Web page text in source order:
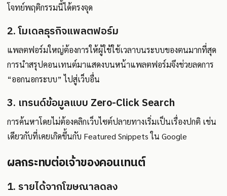
โจทย์พฤติกรรมนี้ได้ตรงจุด
2. โมเดลธุรกิจแพลตฟอร์ม
แพลตฟอร์มใหญ่ต้องการให้ผู้ใช้ใช้เวลาบนระบบของตนมากที่สุด
การนำสรุปคอนเทนต์มาแสดงบนหน้าแพลตฟอร์มจึงช่วยลดการ
“ออกนอกระบบ” ไปสู่เว็บอื่น
3. เทรนด์ข้อมูลแบบ Zero-Click Search
การค้นหาโดยไม่ต้องคลิกเว็บไซต์ปลายทางเริ่มเป็นเรื่องปกติ เช่น
เดียวกับที่เคยเกิดขึ้นกับ Featured Snippets ใน Google
ผลกระทบต่อเจ้าของคอนเทนต์
1. รายได้จากโฆษณาลดลง